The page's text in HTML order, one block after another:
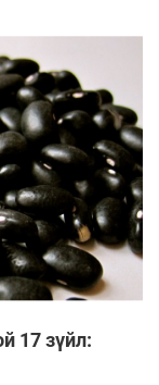
17 зүйл: